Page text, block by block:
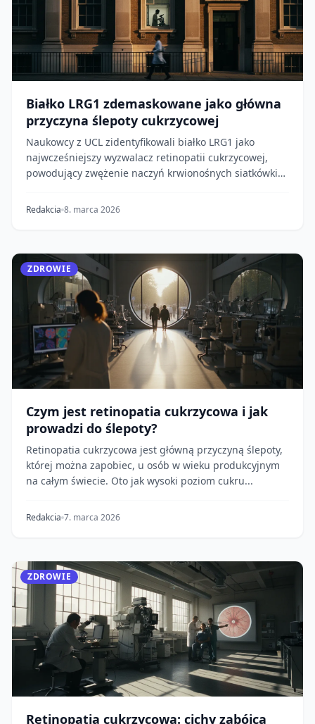
Białko LRG1 zdemaskowane jako główna
przyczyna ślepoty cukrzycowej
Naukowcy z UCL zidentyfikowali białko LRG1 jako
najwcześniejszy wyzwalacz retinopatii cukrzycowej,
powodujący zwężenie naczyń krwionośnych siatkówki
Redakcia 8. marca 2026
ZDROWIE
Czym jest retinopatia cukrzycowa i jak
prowadzi do ślepoty?
Retinopatia cukrzycowa jest główną przyczyną ślepoty,
której można zapobiec, u osób w wieku produkcyjnym
na całym świecie. Oto jak wysoki poziom cukru...
Redakcia 7. marca 2026
ZDROWIE
Retinopatia cukrzycowa: cichy zabójca